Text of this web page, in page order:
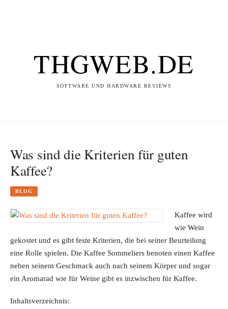
THGWEB.DE
SOFTWARE UND HARDWARE REVIEWS
Was sind die Kriterien für guten
Kaffee?
BLOG
Kaffee wird
wie Wein
gekostet und es gibt feste Kriterien, die bei seiner Beurteilung
eine Rolle spielen. Die Kaffee Sommeliers benoten einen Kaffee
neben seinem Geschmack auch nach seinem Körper und sogar
ein Aromarad wie für Weine gibt es inzwischen für Kaffee.
Inhaltsverzeichnis: